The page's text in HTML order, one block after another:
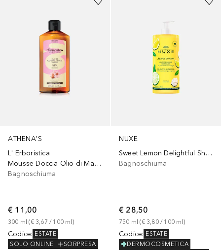
ATHENA'S
L' Erboristica
Mousse Doccia Olio di Mandorle Dolci
Bagnoschiuma
€ 11,00
300 ml (€ 3,67 / 100 ml )
Codice: ESTATE
SOLO ONLINE
SORPRESA
NUXE
Sweet Lemon Delightful Shower Gel
Bagnoschiuma
€ 28,50
750 ml (€ 3,80 / 100 ml )
Codice: ESTATE
DERMOCOSMETICA